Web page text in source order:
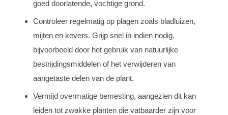
goed doorlatende, vochtige grond.
Controleer regelmatig op plagen zoals bladluizen,
mijten en kevers. Grijp snel in indien nodig,
bijvoorbeeld door het gebruik van natuurlijke
bestrijdingsmiddelen of het verwijderen van
aangetaste delen van de plant.
Vermijd overmatige bemesting, aangezien dit kan
leiden tot zwakke planten die vatbaarder zijn voor